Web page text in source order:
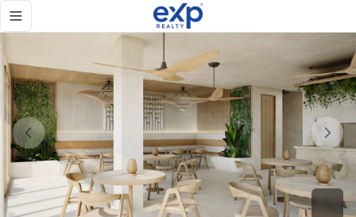
Toggle navigation menu
Apartamentos Eco-Chic en venta en Downtown Punta